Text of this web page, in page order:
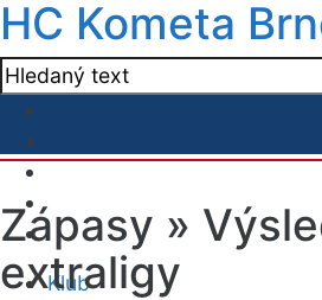
HC Kometa
Klub
Zápasy »
extraligy